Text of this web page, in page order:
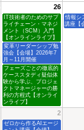
26
2
情報シ
講座【
IT技術者のためのサプ
ライチェーン・マネジ
メント（SCM）入門
【オンラインライブ】
変革リーダーシップ勉
強会【会場】2026年7
月～11月開催
フェーズごとの徹底的
ケーススタディ疑似体
験から学ぶ、プロジェ
クトマネージャーの勝
利の方程式【オンライ
ンライブ】
ゼロから作るAIエージ